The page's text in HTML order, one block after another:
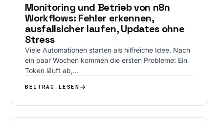
Monitoring und Betrieb von n8n
Workflows: Fehler erkennen,
ausfallsicher laufen, Updates ohne
Stress
Viele Automationen starten als hilfreiche Idee. Nach
ein paar Wochen kommen die ersten Probleme: Ein
Token läuft ab,…
BEITRAG LESEN